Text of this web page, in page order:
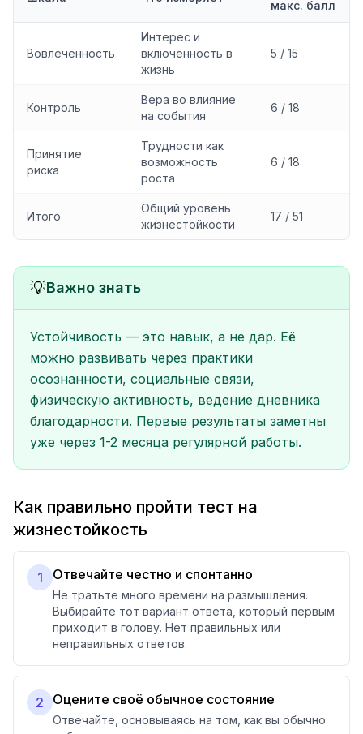
макс. балл
Вовлечённость
Интерес и
включённость в
жизнь
5 / 15
Контроль
Вера во влияние
на события
6 / 18
Принятие
риска
Трудности как
возможность
роста
6 / 18
Итого
Общий уровень
жизнестойкости
17 / 51
💡Важно знать
Устойчивость — это навык, а не дар. Её
можно развивать через практики
осознанности, социальные связи,
физическую активность, ведение дневника
благодарности. Первые результаты заметны
уже через 1-2 месяца регулярной работы.
Как правильно пройти тест на
жизнестойкость
1 Отвечайте честно и спонтанно
Не тратьте много времени на размышления.
Выбирайте тот вариант ответа, который первым
приходит в голову. Нет правильных или
неправильных ответов.
2 Оцените своё обычное состояние
Отвечайте, основываясь на том, как вы обычно